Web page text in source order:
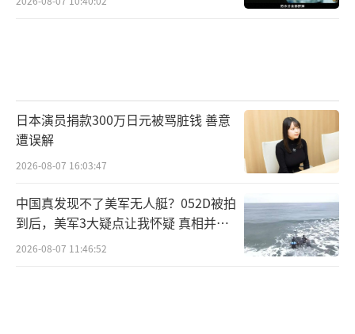
日本演员捐款300万日元被骂脏钱 善意
遭误解
2026-08-07 16:03:47
中国真发现不了美军无人艇？052D被拍
到后，美军3大疑点让我怀疑 真相并非
如此
2026-08-07 11:46:52